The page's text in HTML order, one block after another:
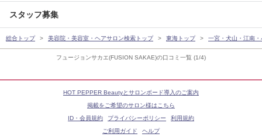
フュージョンサカエ(FUSION SAKAE)の口コミ一覧 (1/4)
スタッフ募集
総合トップ 美容院・美容室・ヘアサロン検索トップ 東海トップ 一宮・犬山・江南
HOT PEPPER Beautyとサロンボード導入のご案内
掲載をご希望のサロン様はこちら
ID・会員規約
プライバシーポリシー
利用規約
ご利用ガイド
ヘルプ